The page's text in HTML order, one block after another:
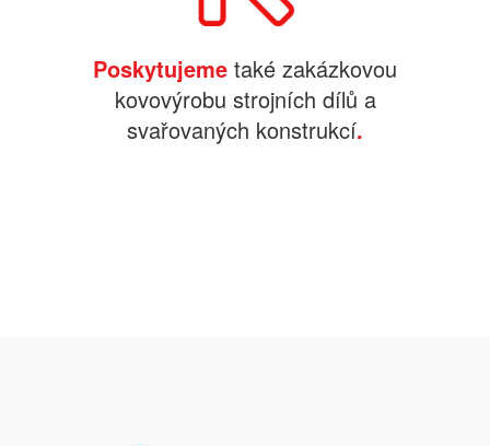
Poskytujeme také zakázkovou
kovovýrobu strojních dílů a
svařovaných konstrukcí.